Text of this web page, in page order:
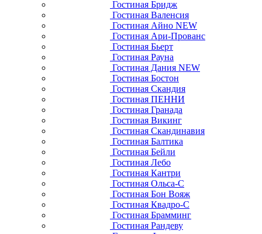
Гостиная Бридж
Гостиная Валенсия
Гостиная Айно NEW
Гостиная Ари-Прованс
Гостиная Бьерт
Гостиная Рауна
Гостиная Дания NEW
Гостиная Бостон
Гостиная Скандия
Гостиная ПЕННИ
Гостиная Гранада
Гостиная Викинг
Гостиная Скандинавия
Гостиная Балтика
Гостиная Бейли
Гостиная Лебо
Гостиная Кантри
Гостиная Ольса-С
Гостиная Бон Вояж
Гостиная Квадро-С
Гостиная Брамминг
Гостиная Рандеву